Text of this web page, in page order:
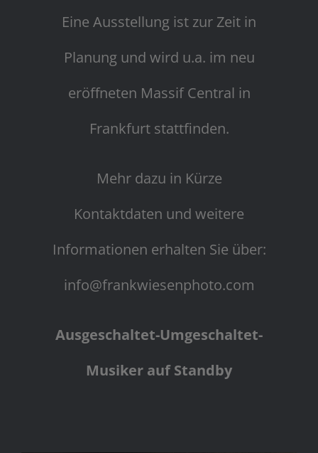
Eine Ausstellung ist zur Zeit in
Planung und wird u.a. im neu
eröffneten Massif Central in
Frankfurt stattfinden.
Mehr dazu in Kürze
Kontaktdaten und weitere
Informationen erhalten Sie über:
info@frankwiesenphoto.com
Ausgeschaltet-Umgeschaltet-
Musiker auf Standby